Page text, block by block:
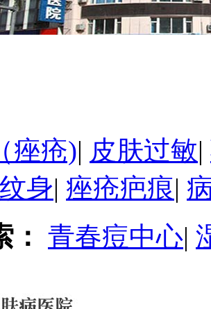
痤疮)| 皮肤过敏|
纹身| 痤疮疤痕|
青春痘中心|